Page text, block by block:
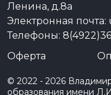
Ленина, д.8а
Электронная почта:
Телефоны:
Оферта
© 2022 - 2026
образования имени